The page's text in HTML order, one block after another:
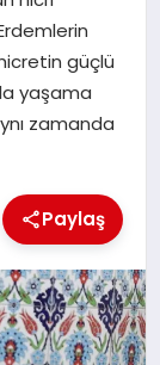
güçlü
yaşama
zamanda
Paylaş